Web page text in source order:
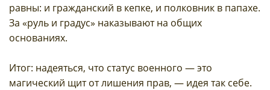
равны: и гражданский в кепке, и полковник в папахе.
За «руль и градус» наказывают на общих
основаниях.
Итог: надеяться, что статус военного — это
магический щит от лишения прав, — идея так себе.